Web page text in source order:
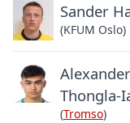
Sander
(KFUM Oslo)
Thongla-
(Tromso)